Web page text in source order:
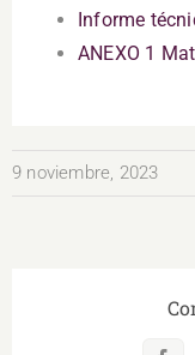
Informe
ANEXO 1
9 noviembre, 2023